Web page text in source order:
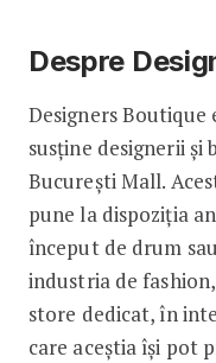
Despre
Designers Boutique
susține designerii
București Mall.
pune la dispoziția
început de drum
industria de
store dedicat, în
care aceștia își pot